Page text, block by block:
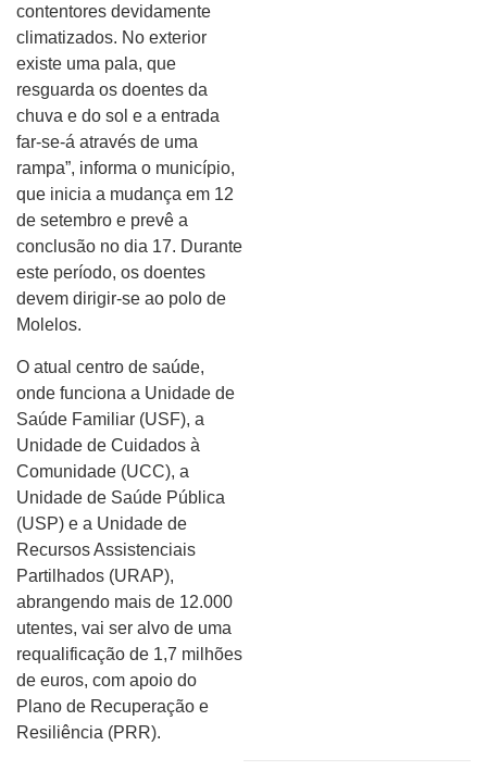
contentores devidamente
climatizados. No exterior
existe uma pala, que
resguarda os doentes da
chuva e do sol e a entrada
far-se-á através de uma
rampa”, informa o município,
que inicia a mudança em 12
de setembro e prevê a
conclusão no dia 17. Durante
este período, os doentes
devem dirigir-se ao polo de
Molelos.
O atual centro de saúde,
onde funciona a Unidade de
Saúde Familiar (USF), a
Unidade de Cuidados à
Comunidade (UCC), a
Unidade de Saúde Pública
(USP) e a Unidade de
Recursos Assistenciais
Partilhados (URAP),
abrangendo mais de 12.000
utentes, vai ser alvo de uma
requalificação de 1,7 milhões
de euros, com apoio do
Plano de Recuperação e
Resiliência (PRR).